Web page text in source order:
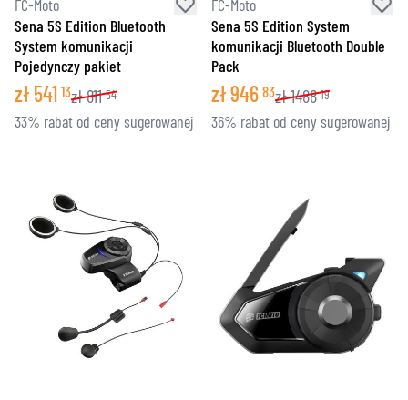
FC-Moto
Sena 5S Edition Bluetooth
System komunikacji
Pojedynczy pakiet
zł541 13zł811 54
33% rabat od ceny sugerowanej
FC-Moto
Sena 5S Edition System
komunikacji Bluetooth Double
Pack
zł946 83zł1488 19
36% rabat od ceny sugerowanej